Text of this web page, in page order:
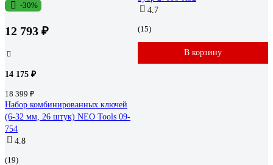
-30%
12 793 ₽
14 175 ₽
18 399 ₽
Набор комбинированных ключей
(6-32 мм, 26 штук) NEO Tools 09-
754
4.8
(19)
4.7
(15)
В корзину